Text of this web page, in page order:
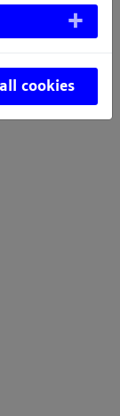
cookies